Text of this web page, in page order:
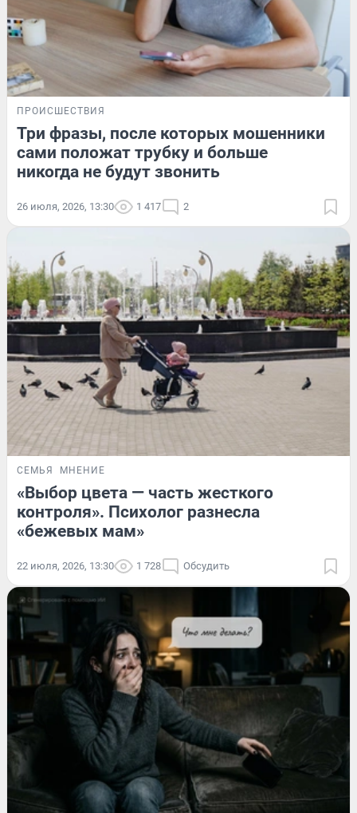
ПРОИСШЕСТВИЯ
Три фразы, после которых мошенники
сами положат трубку и больше
никогда не будут звонить
26 июля, 2026, 13:30 1 417 2
СЕМЬЯ МНЕНИЕ
«Выбор цвета — часть жесткого
контроля». Психолог разнесла
«бежевых мам»
22 июля, 2026, 13:30 1 728 Обсудить